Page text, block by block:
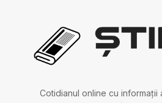
Cotidianul online cu informații